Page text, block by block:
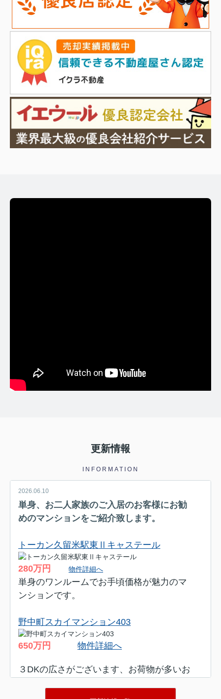
更新情報
INFORMATION
2026.06.10
単身、お二人家族のご入居のお客様にお勧
めのマンションをご紹介致します。
トーカン久留米駅東Ⅱキャステール
280万円 物件詳細へ
単身のワンルームでお手頃価格が魅力のマ
ンションです。
野中町スカイマンション403
650万円 物件詳細へ
３DKの広さがございます、お荷物が多いお